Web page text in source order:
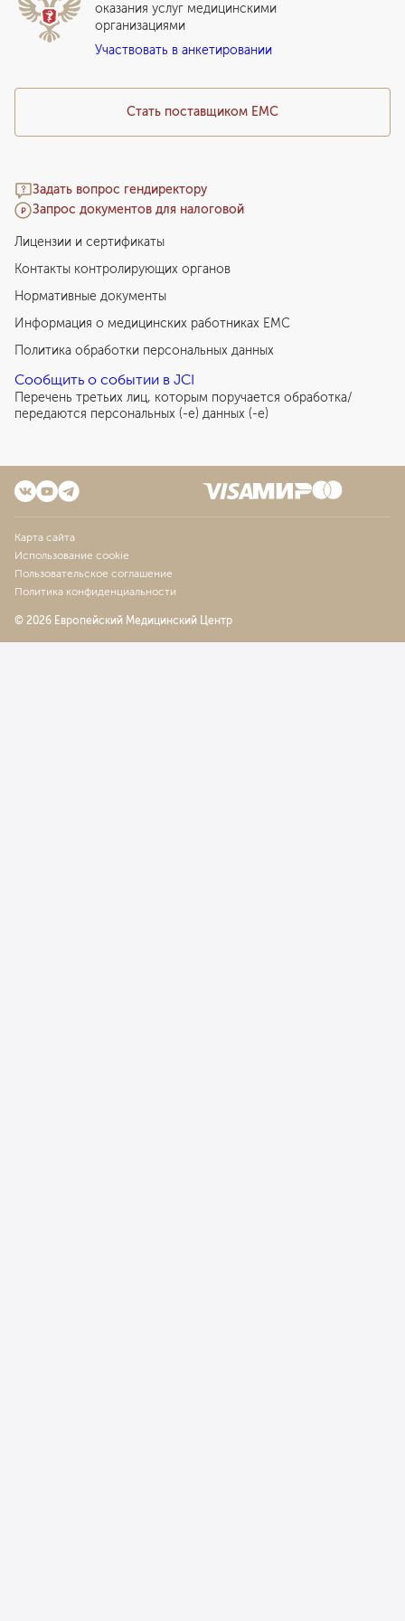
Прайс-лист
Подарочный сертификат EMC
Медицинский туризм
Стать поставщиком ЕМС
Задать вопрос гендиректору
Запрос документов для налоговой
оказания услуг медицинскими
организациями
Участвовать в анкетировании
Лицензии и сертификаты
Контакты контролирующих органов
Нормативные документы
Информация о медицинских работниках EMC
Политика обработки персональных данных
Сообщить о событии в JCI
Перечень третьих лиц, которым поручается обработка/
передаются персональных (-е) данных (-е)
Карта сайта
Использование cookie
Пользовательское соглашение
Политика конфиденциальности
© 2026 Европейский Медицинский Центр